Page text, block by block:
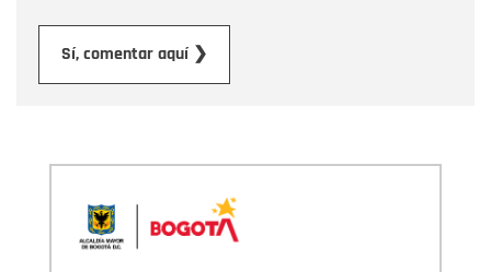
Sí, comentar aquí ❯